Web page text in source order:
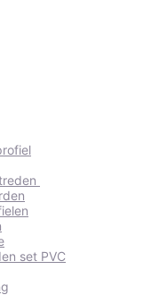
set PVC